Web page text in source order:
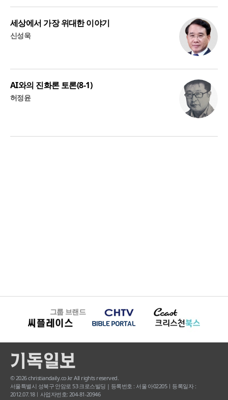
세상에서 가장 위대한 이야기
신성욱
AI와의 진화론 토론(8-1)
허정윤
그룹 브랜드
© 2026 christiandaily.co.kr All rights reserved.
서울특별시 성북구 안암로 53 크로스빌딩 | 등록번호 : 서울 아02205ㅣ등록일자 :
2012.07.18ㅣ사업자번호: 204-81-20946